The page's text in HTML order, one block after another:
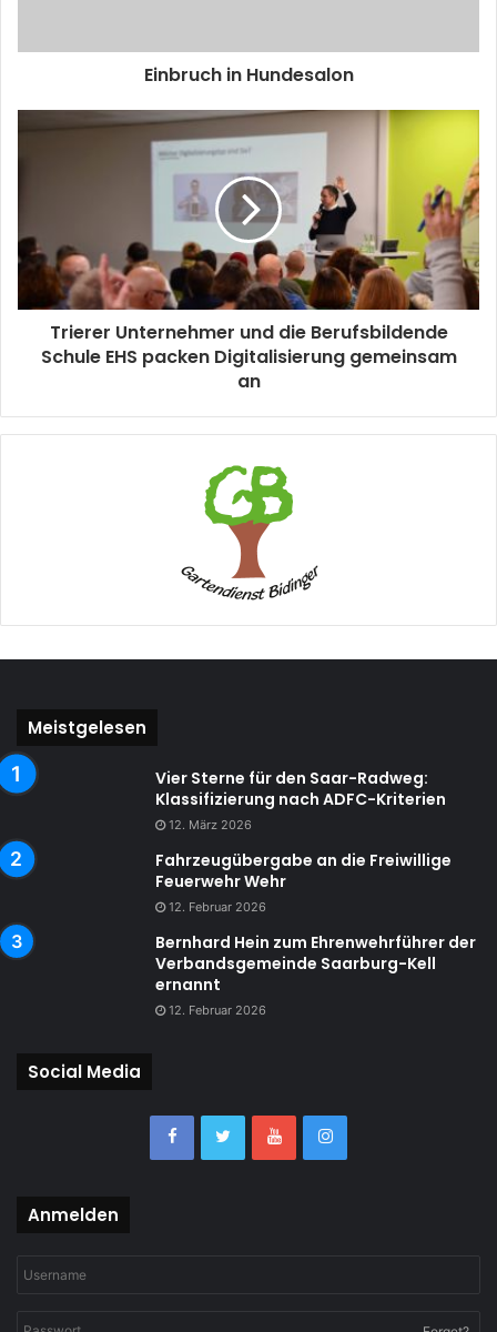
Einbruch in Hundesalon
Trierer Unternehmer und die Berufsbildende
Schule EHS packen Digitalisierung gemeinsam
an
Meistgelesen
Vier Sterne für den Saar-Radweg:
Klassifizierung nach ADFC-Kriterien
12. März 2026
Fahrzeugübergabe an die Freiwillige
Feuerwehr Wehr
12. Februar 2026
Bernhard Hein zum Ehrenwehrführer der
Verbandsgemeinde Saarburg-Kell
ernannt
12. Februar 2026
Social Media
Anmelden